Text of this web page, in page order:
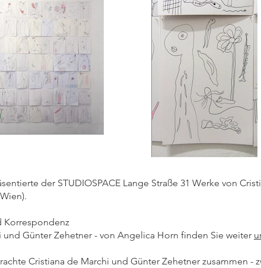
der STUDIOSPACE Lange Straße 31 Werke von
Korrespondenz
und Günter Zehetner - von Angelica Horn finden Sie weiter
Cristiana de Marchi und Günter Zehetner zusammen -